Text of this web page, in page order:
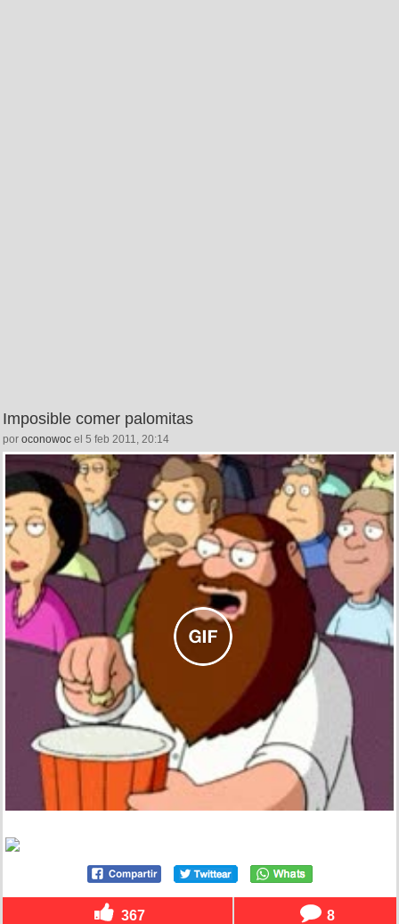
Imposible comer palomitas
por oconowoc el 5 feb 2011, 20:14
367 8